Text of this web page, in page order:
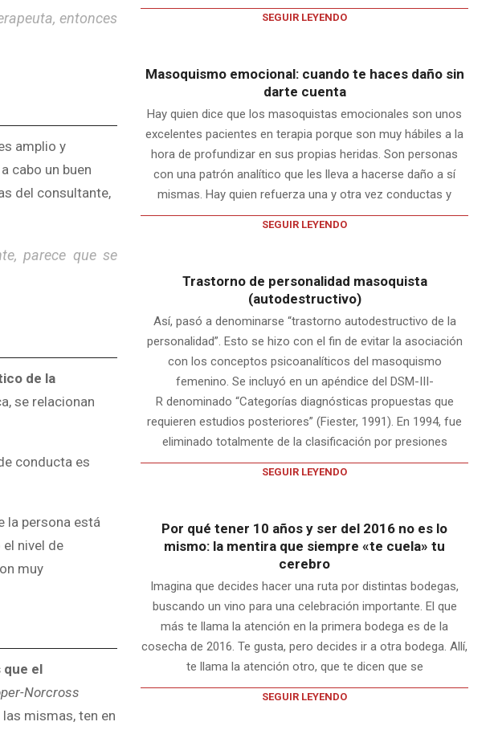
entonces
amplio y
cabo un buen
del consultante,
parece que se
de la
se relacionan
conducta es
la persona está
nivel de
muy
que el
Norcross
mismas, ten en
SEGUIR LEYENDO
Masoquismo emocional: cuando te haces daño sin
darte cuenta
Hay quien dice que los masoquistas emocionales son unos
excelentes pacientes en terapia porque son muy hábiles a la
hora de profundizar en sus propias heridas. Son personas
con una patrón analítico que les lleva a hacerse daño a sí
mismas. Hay quien refuerza una y otra vez conductas y
SEGUIR LEYENDO
Trastorno de personalidad masoquista
(autodestructivo)
Así, pasó a denominarse “trastorno autodestructivo de la
personalidad”. Esto se hizo con el fin de evitar la asociación
con los conceptos psicoanalíticos del masoquismo
femenino. Se incluyó en un apéndice del DSM-III-
R denominado “Categorías diagnósticas propuestas que
requieren estudios posteriores” (Fiester, 1991). En 1994, fue
eliminado totalmente de la clasificación por presiones
SEGUIR LEYENDO
Por qué tener 10 años y ser del 2016 no es lo
mismo: la mentira que siempre «te cuela» tu
cerebro
Imagina que decides hacer una ruta por distintas bodegas,
buscando un vino para una celebración importante. El que
más te llama la atención en la primera bodega es de la
cosecha de 2016. Te gusta, pero decides ir a otra bodega. Allí,
te llama la atención otro, que te dicen que se
SEGUIR LEYENDO